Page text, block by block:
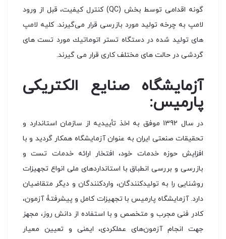
گونه اقدامی توسط بخش (QC) كنترل كیفیت، قبل از ورود
لامپ به چرخه تولید مورد بازرسی قرار می‌گیرند. كلیه لامپ
های تولید شده در دستگاه تستر اتوماتیك مورد تست های
گردشی در حالت های مختلف كاری قرار می گیرند.
آزمایشگاه صنایع الکتریکی
پارمیس:
در سال 1392 موفق به اخذ تأییدیه از سازمان استاندارد و
تحقیقات صنعتی ایران به عنوان آزمایشگاه همکار گردید و با
افزایش حوزه خدمات خود، افتخار ارائه خدمات تست و
بازرسی و بررسی انطباق با استانداردهای ملی انواع تجهیزات
روشنایی را به تولیدکنندگان، واردکنندگان و دیگر متقاضیان
دارد. آزمایشگاه پارمیس با تجهیزات کامل و پیشرفتۀ آزمون،
کادر فنی مجرب و متخصص و با استفاده از دانش روز، مجهز
جهت انجام آزمون‌های عملکردی، ایمنی و تعیین معیار